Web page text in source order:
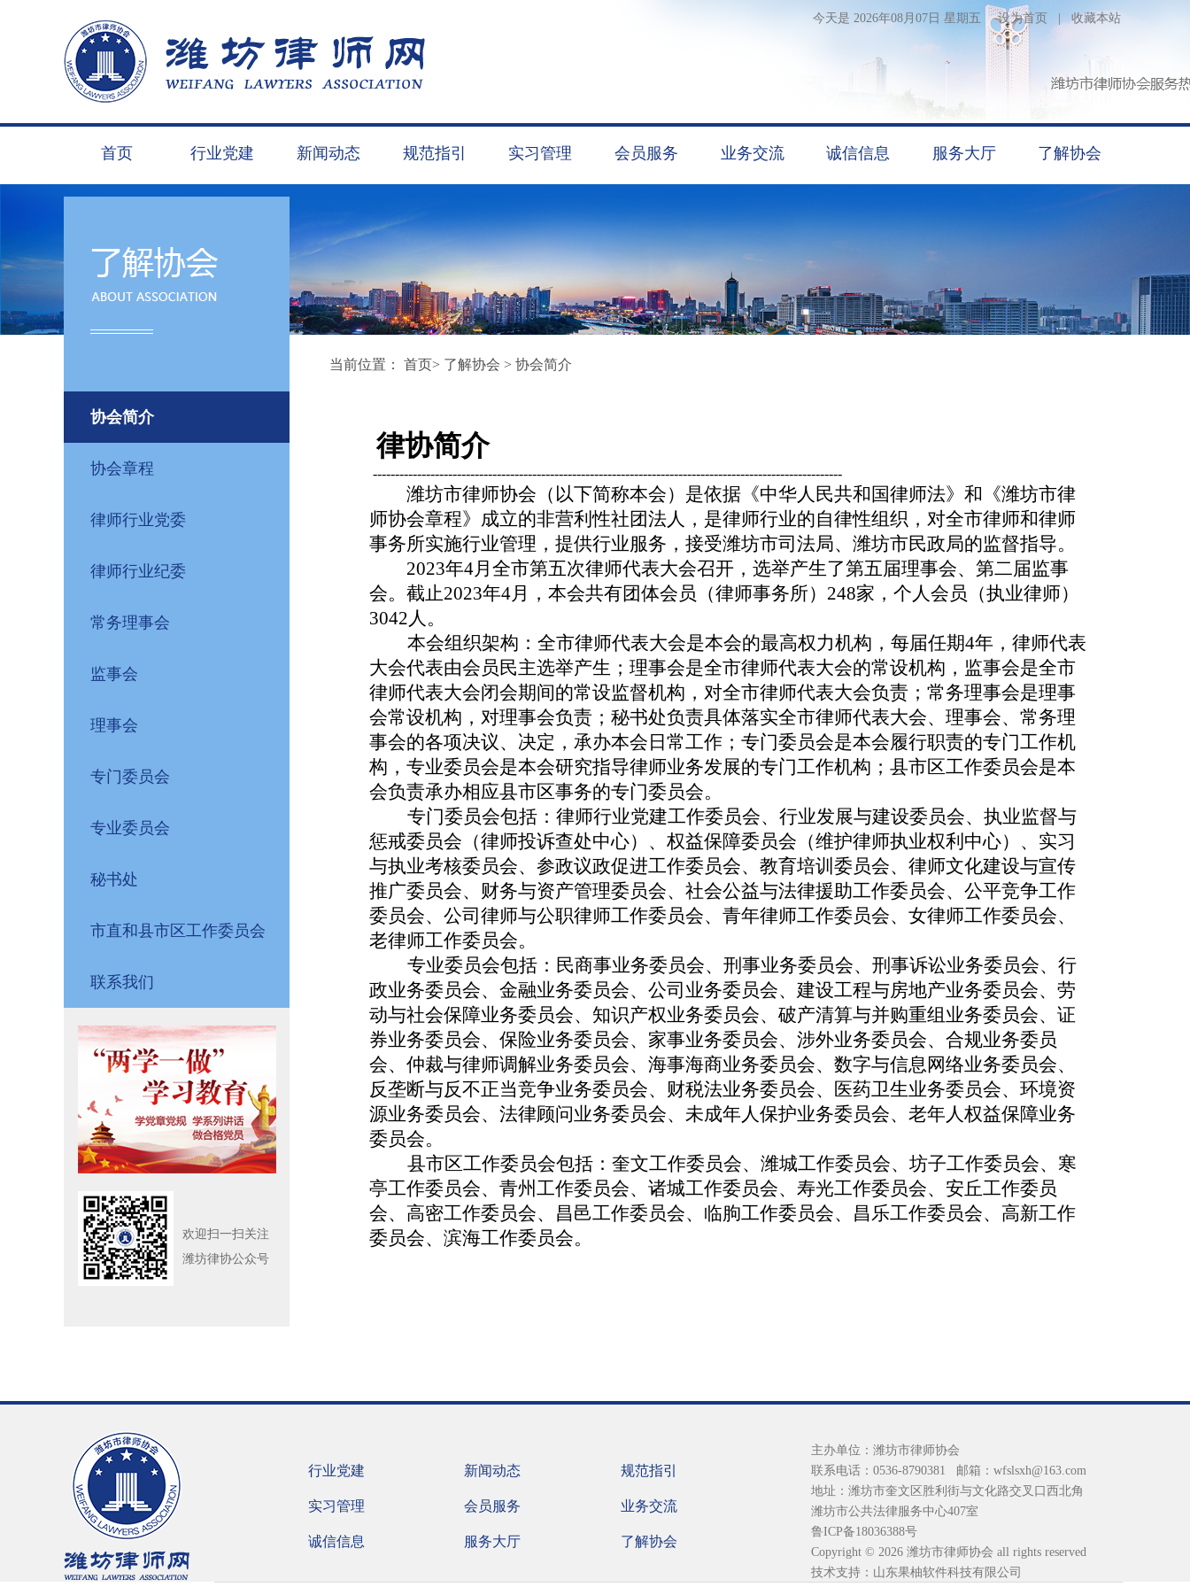
设为首页 |收藏本站
今天是 2026年08月07日 星期五
首页 行业党建 新闻动态 规范指引 实习管理 会员服务 业务交流 诚信信息 服务大厅 了解协会
协会简介
协会章程
律师行业党委
律师行业纪委
常务理事会
监事会
理事会
专门委员会
专业委员会
秘书处
市直和县市区工作委员会
联系我们
欢迎扫一扫关注
潍坊律协公众号
当前位置： 首页> 了解协会 > 协会简介
律协简介
----------------------------------------------------------------------------------------------------------
潍坊市律师协会（以下简称本会）是依据《中华人民共和国律师法》和《潍坊市律
师协会章程》成立的非营利性社团法人，是律师行业的自律性组织，对全市律师和律师
事务所实施行业管理，提供行业服务，接受潍坊市司法局、潍坊市民政局的监督指导。
2023年4月全市第五次律师代表大会召开，选举产生了第五届理事会、第二届监事
会。截止2023年4月，本会共有团体会员（律师事务所）248家，个人会员（执业律师）
3042人。
本会组织架构：全市律师代表大会是本会的最高权力机构，每届任期4年，律师代表
大会代表由会员民主选举产生；理事会是全市律师代表大会的常设机构，监事会是全市
律师代表大会闭会期间的常设监督机构，对全市律师代表大会负责；常务理事会是理事
会常设机构，对理事会负责；秘书处负责具体落实全市律师代表大会、理事会、常务理
事会的各项决议、决定，承办本会日常工作；专门委员会是本会履行职责的专门工作机
构，专业委员会是本会研究指导律师业务发展的专门工作机构；县市区工作委员会是本
会负责承办相应县市区事务的专门委员会。
专门委员会包括：律师行业党建工作委员会、行业发展与建设委员会、执业监督与
惩戒委员会（律师投诉查处中心）、权益保障委员会（维护律师执业权利中心）、实习
与执业考核委员会、参政议政促进工作委员会、 教育培训委员会、律师文化建设与宣传
推广委员会、财务与资产管理委员会、社会公益与法律援助工作委员会、公平竞争工作
委员会、公司律师与公职律师工作委员会、青年律师工作委员会、女律师工作委员会、
老律师工作委员会。
专业委员会包括：民商事业务委员会、刑事业务委员会、刑事诉讼业务委员会、行
政业务委员会、金融业务委员会、公司业务委员会、建设工程与房地产业务委员会、劳
动与社会保障业务委员会、知识产权业务委员会、破产清算与并购重组业务委员会、证
券业务委员会、保险业务委员会、家事业务委员会、涉外业务委员会、合规业务委员
会、仲裁与律师调解业务委员会、海事海商业务委员会、数字与信息网络业务委员会、
反垄断与反不正当竞争业务委员会、财税法业务委员会、医药卫生业务委员会、环境资
源业务委员会、法律顾问业务委员会、未成年人保护业务委员会、老年人权益保障业务
委员会。
县市区工作委员会包括：奎文工作委员会、潍城工作委员会、坊子工作委员会、寒
亭工作委员会、青州工作委员会、诸城工作委员会、寿光工作委员会、安丘工作委员
会、高密工作委员会、昌邑工作委员会、临朐工作委员会、昌乐工作委员会、高新工作
委员会、滨海工作委员会。
行业党建 新闻动态 规范指引
实习管理 会员服务 业务交流
诚信信息 服务大厅 了解协会
主办单位：潍坊市律师协会
联系电话：0536-8790381 邮箱：wfslsxh@163.com
地址：潍坊市奎文区胜利街与文化路交叉口西北角
潍坊市公共法律服务中心407室
鲁ICP备18036388号
Copyright © 2026 潍坊市律师协会 all rights reserved
技术支持：山东果柚软件科技有限公司